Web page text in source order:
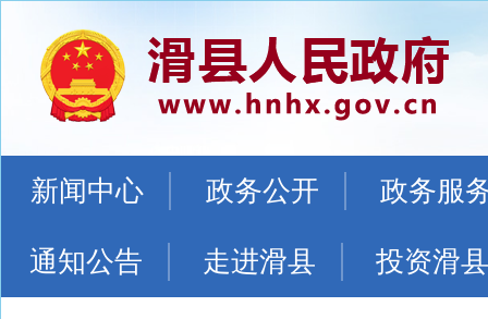
新闻中心 政务公开 政务服
通知公告 走进滑县 投资滑县